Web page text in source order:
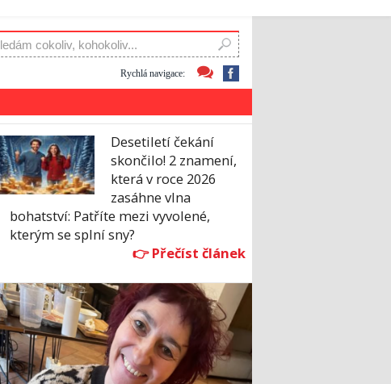
Rychlá navigace:
Desetiletí čekání
skončilo! 2 znamení,
která v roce 2026
zasáhne vlna
bohatství: Patříte mezi vyvolené,
kterým se splní sny?